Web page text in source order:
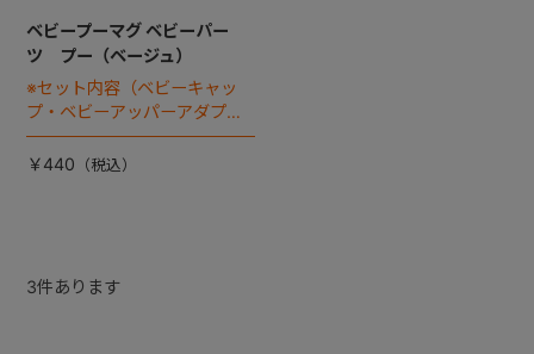
ベビープーマグ ベビーパー
ツ プー（ベージュ）
※セット内容（ベビーキャッ
プ・ベビーアッパーアダプタ
ー・ベビーベースアダプタ
ー・パッキン）
￥440
3件あります